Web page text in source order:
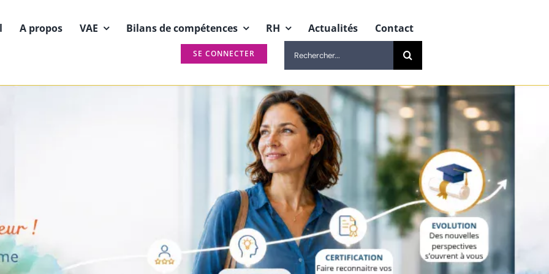
A propos VAE Bilans de compétences RH Actualités Contact
SE CONNECTER Rechercher: